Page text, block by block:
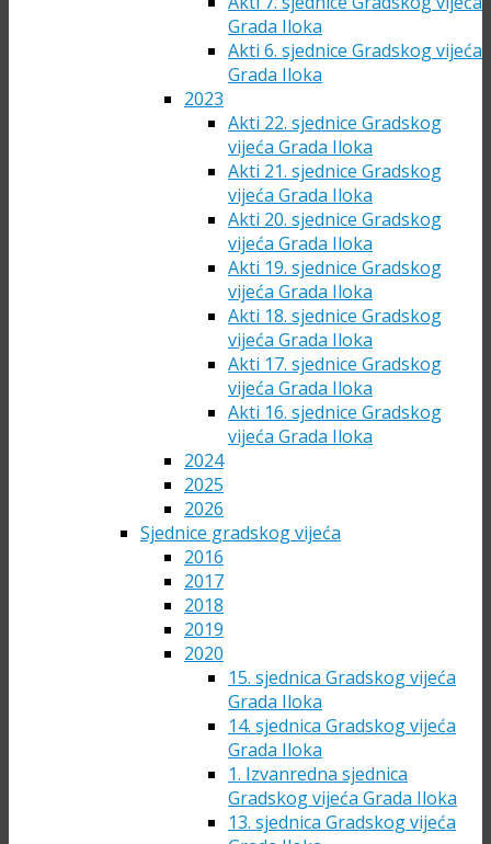
Grada Iloka
Akti 6. sjednice Gradskog vijeća
Grada Iloka
2023
Akti 22. sjednice Gradskog
vijeća Grada Iloka
Akti 21. sjednice Gradskog
vijeća Grada Iloka
Akti 20. sjednice Gradskog
vijeća Grada Iloka
Akti 19. sjednice Gradskog
vijeća Grada Iloka
Akti 18. sjednice Gradskog
vijeća Grada Iloka
Akti 17. sjednice Gradskog
vijeća Grada Iloka
Akti 16. sjednice Gradskog
vijeća Grada Iloka
2024
2025
2026
Sjednice gradskog vijeća
2016
2017
2018
2019
2020
15. sjednica Gradskog vijeća
Grada Iloka
14. sjednica Gradskog vijeća
Grada Iloka
1. Izvanredna sjednica
Gradskog vijeća Grada Iloka
13. sjednica Gradskog vijeća